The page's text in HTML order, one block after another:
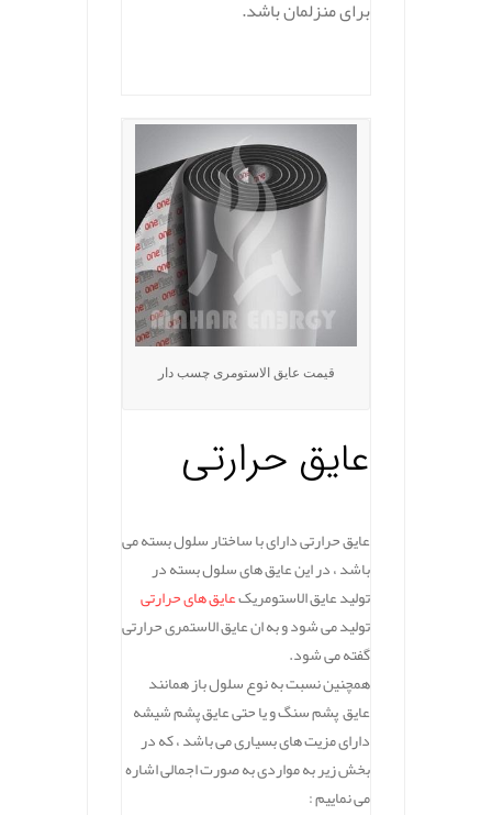
برای منزلمان باشد.
قیمت عایق الاستومری چسب دار
عایق حرارتی
عایق حرارتی دارای با ساختار سلول بسته می
باشد ، در این عایق های سلول بسته در
تولید عایق الاستومریکعایق های حرارتی
تولید می شود و به ان عایق الاستمری حرارتی
گفته می شود.
همچنین نسبت به نوع سلول باز همانند
عایق پشم سنگ و یا حتی عایق پشم شیشه
دارای مزیت های بسیاری می باشد ، که در
بخش زیر به مواردی به صورت اجمالی اشاره
می نماییم :